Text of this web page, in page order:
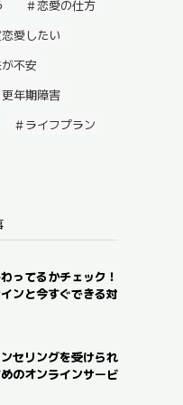
恋愛の仕方
愛したい
不安
更年期障害
ライフプラン
ってるかチェック！
ンと今すぐできる対
セリングを受けられ
のオンラインサービ